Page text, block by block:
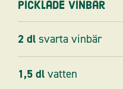
Picklade vinbär
2 dl svarta vinbär
1,5 dl vatten